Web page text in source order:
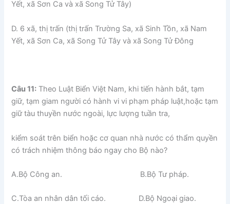
Yết, xã Sơn Ca và xã Song Tử Tây)
D. 6 xã, thị trấn (thị trấn Trường Sa, xã Sinh Tồn, xã Nam
Yết, xã Sơn Ca, xã Song Tử Tây và xã Song Tử Đông
Câu 11: Theo Luật Biển Việt Nam, khi tiến hành bắt, tạm
giữ, tạm giam người có hành vi vi phạm pháp luật,hoặc tạm
giữ tàu thuyền nước ngoài, lực lượng tuần tra,
kiểm soát trên biển hoặc cơ quan nhà nước có thẩm quyền
có trách nhiệm thông báo ngay cho Bộ nào?
A.Bộ Công an. B.Bộ Tư pháp.
C.Tòa an nhân dân tối cáo. D.Bộ Ngoại giao.